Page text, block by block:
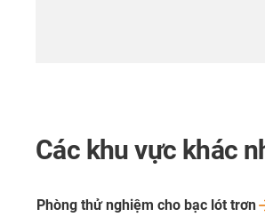
Các khu vực khác
Phòng thử nghiệm cho bạc lót trơn